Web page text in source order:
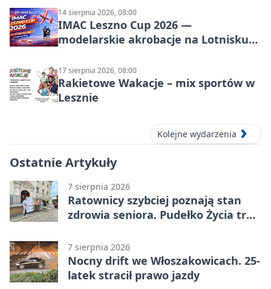
14 sierpnia 2026, 08:00
IMAC Leszno Cup 2026 —
modelarskie akrobacje na Lotnisku
17 sierpnia 2026, 08:00
Rakietowe Wakacje – mix sportów w
Lesznie
Kolejne wydarzenia
Ostatnie Artykuły
7 sierpnia 2026
Ratownicy szybciej poznają stan
zdrowia seniora. Pudełko Życia trafi
7 sierpnia 2026
Nocny drift we Włoszakowicach. 25-
latek stracił prawo jazdy